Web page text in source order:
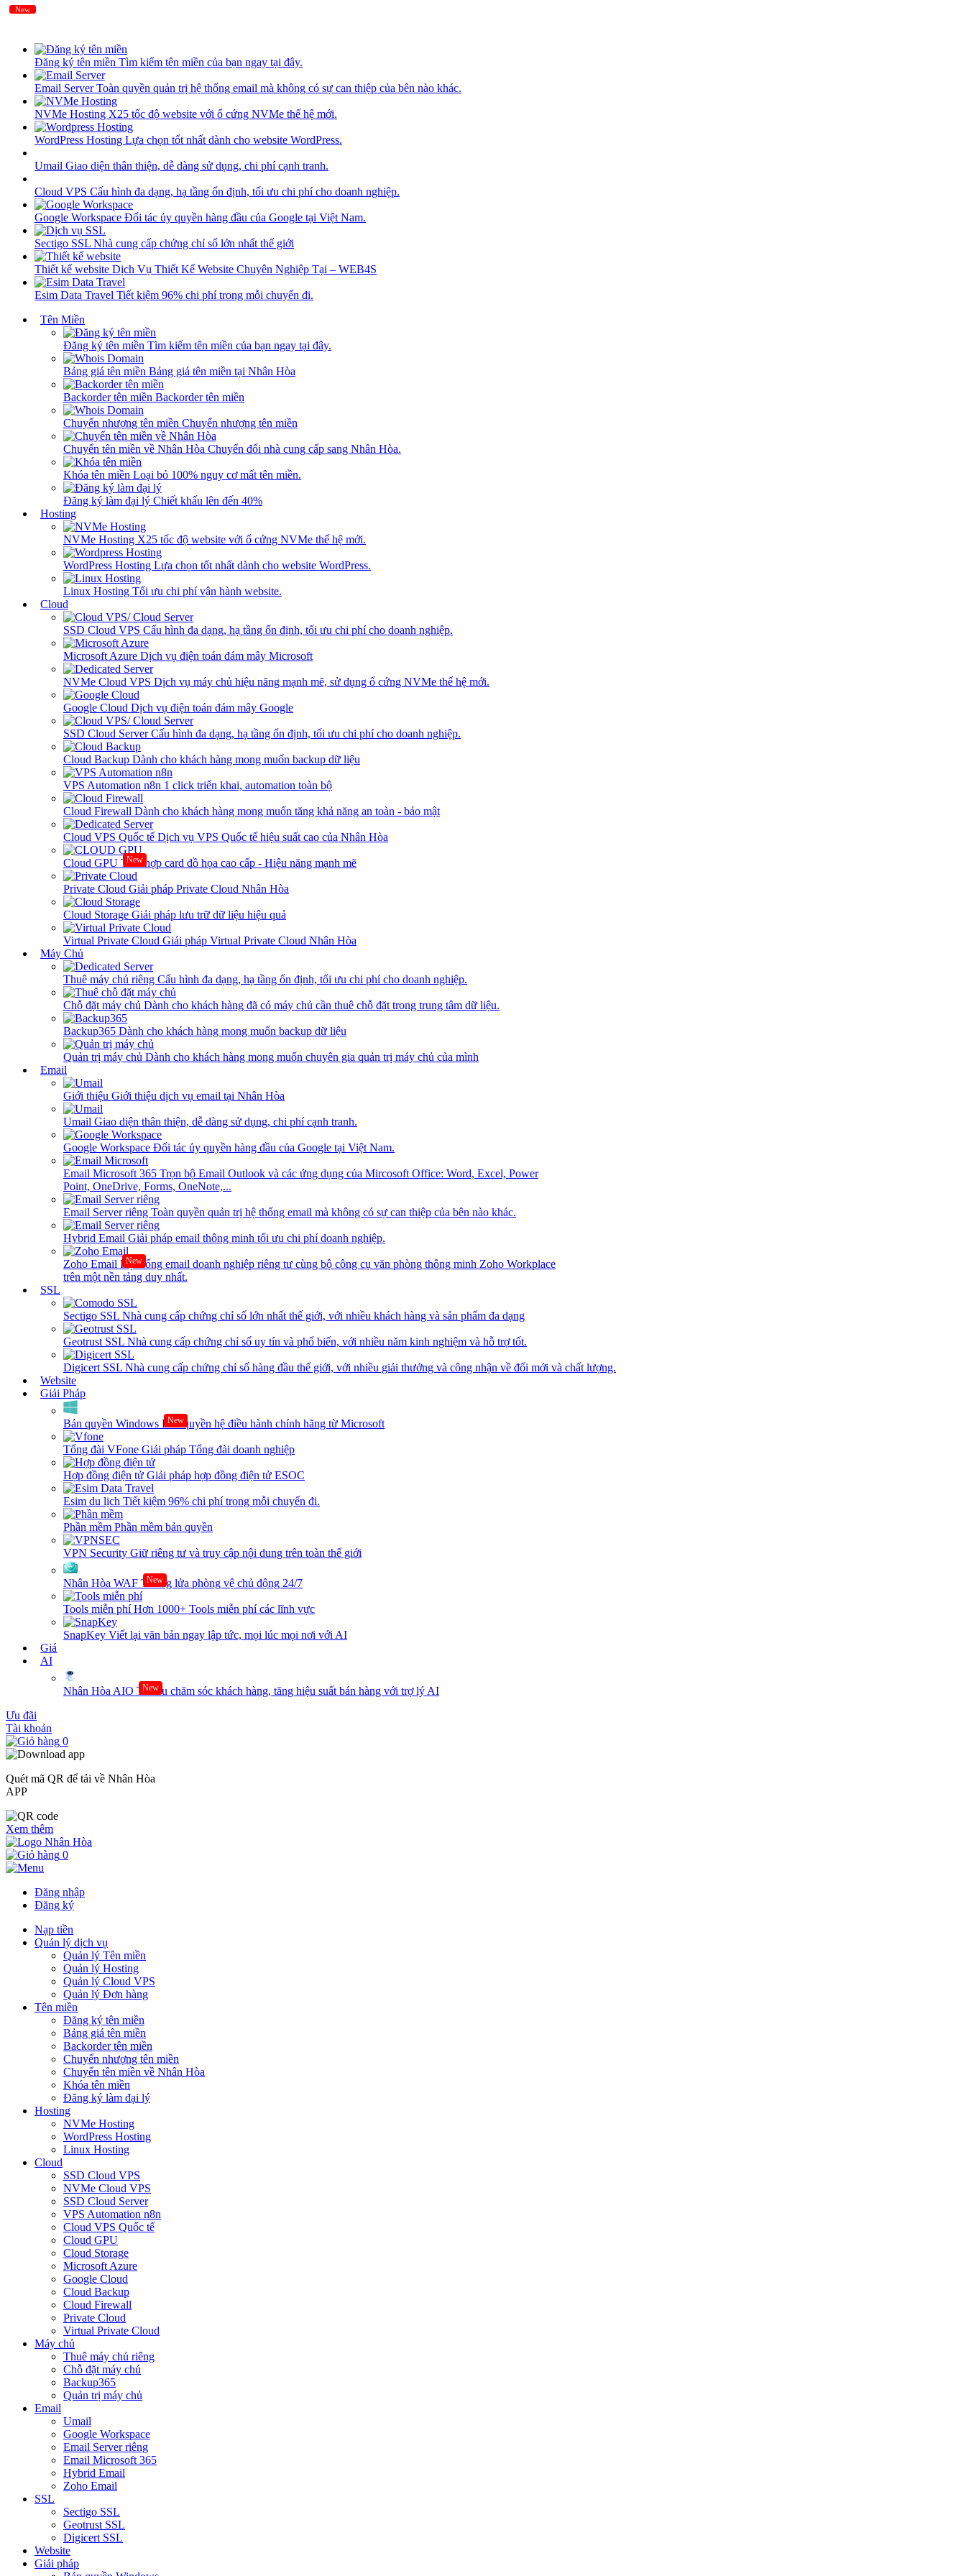
Đăng ký tên miền Tìm kiếm tên miền của bạn ngay tại đây.
Email ServerToàn quyền quản trị hệ thống email mà không có sự can thiệp của bên nào khác.
NVMe Hosting X25 tốc độ website với ổ cứng NVMe thế hệ mới.
WordPress Hosting Lựa chọn tốt nhất dành cho website WordPress.
Umail Giao diện thân thiện, dễ dàng sử dụng, chi phí cạnh tranh.
Cloud VPS Cấu hình đa dạng, hạ tầng ổn định, tối ưu chi phí cho doanh nghiệp.
Google Workspace Đối tác ủy quyền hàng đầu của Google tại Việt Nam.
Sectigo SSL Nhà cung cấp chứng chỉ số lớn nhất thế giới
Thiết kế website Dịch Vụ Thiết Kế Website Chuyên Nghiệp Tại – WEB4S
Esim Data Travel Tiết kiệm 96% chi phí trong mỗi chuyến đi.
Tên Miền
Đăng ký tên miền Tìm kiếm tên miền của bạn ngay tại đây.
Bảng giá tên miền Bảng giá tên miền tại Nhân Hòa
Backorder tên miền Backorder tên miền
Chuyển nhượng tên miền Chuyển nhượng tên miền
Chuyển tên miền về Nhân Hòa Chuyển đổi nhà cung cấp sang Nhân Hòa.
Khóa tên miền Loại bỏ 100% nguy cơ mất tên miền.
Đăng ký làm đại lý Chiết khấu lên đến 40%
Hosting
NVMe Hosting X25 tốc độ website với ổ cứng NVMe thế hệ mới.
WordPress Hosting Lựa chọn tốt nhất dành cho website WordPress.
Linux Hosting Tối ưu chi phí vận hành website.
New
Cloud
SSD Cloud VPS Cấu hình đa dạng, hạ tầng ổn định, tối ưu chi phí cho doanh nghiệp.
Microsoft Azure Dịch vụ điện toán đám mây Microsoft
NVMe Cloud VPS Dịch vụ máy chủ hiệu năng mạnh mẽ, sử dụng ổ cứng NVMe thế hệ mới.
Google Cloud Dịch vụ điện toán đám mây Google
SSD Cloud ServerCấu hình đa dạng, hạ tầng ổn định, tối ưu chi phí cho doanh nghiệp.
Cloud Backup Dành cho khách hàng mong muốn backup dữ liệu
VPS Automation n8n 1 click triển khai, automation toàn bộ
Cloud Firewall Dành cho khách hàng mong muốn tăng khả năng an toàn - bảo mật
Cloud VPS Quốc tế Dịch vụ VPS Quốc tế hiệu suất cao của Nhân Hòa
Cloud GPU New
Tích hợp card đồ họa cao cấp - Hiệu năng mạnh mẽ
Private Cloud Giải pháp Private Cloud Nhân Hòa
Cloud Storage Giải pháp lưu trữ dữ liệu hiệu quả
Virtual Private Cloud Giải pháp Virtual Private Cloud Nhân Hòa
Máy Chủ
Thuê máy chủ riêng Cấu hình đa dạng, hạ tầng ổn định, tối ưu chi phí cho doanh nghiệp.
Chỗ đặt máy chủ Dành cho khách hàng đã có máy chủ cần thuê chỗ đặt trong trung tâm dữ liệu.
Backup365 Dành cho khách hàng mong muốn backup dữ liệu
Quản trị máy chủ Dành cho khách hàng mong muốn chuyên gia quản trị máy chủ của mình
New
Email
Giới thiệu Giới thiệu dịch vụ email tại Nhân Hòa
Umail Giao diện thân thiện, dễ dàng sử dụng, chi phí cạnh tranh.
Google Workspace Đối tác ủy quyền hàng đầu của Google tại Việt Nam.
Email Microsoft 365 Trọn bộ Email Outlook và các ứng dụng của Mircosoft Office: Word, Excel, Power
Point, OneDrive, Forms, OneNote,...
Email Server riêng Toàn quyền quản trị hệ thống email mà không có sự can thiệp của bên nào khác.
Hybrid Email Giải pháp email thông minh tối ưu chi phí doanh nghiệp.
Zoho Email New
Hệ thống email doanh nghiệp riêng tư cùng bộ công cụ văn phòng thông minh Zoho Workplace
trên một nền tảng duy nhất.
SSL
Sectigo SSL Nhà cung cấp chứng chỉ số lớn nhất thế giới, với nhiều khách hàng và sản phẩm đa dạng
Geotrust SSL Nhà cung cấp chứng chỉ số uy tín và phổ biến, với nhiều năm kinh nghiệm và hỗ trợ tốt.
Digicert SSL Nhà cung cấp chứng chỉ số hàng đầu thế giới, với nhiều giải thưởng và công nhận về đổi mới và chất lượng.
Website
Giải Pháp
Bản quyền Windows New
Bản quyền hệ điều hành chính hãng từ Microsoft
Tổng đài VFone Giải pháp Tổng đài doanh nghiệp
Hợp đồng điện tử Giải pháp hợp đồng điện tử ESOC
Esim du lịch Tiết kiệm 96% chi phí trong mỗi chuyến đi.
Phần mềm Phần mềm bản quyền
VPN Security Giữ riêng tư và truy cập nội dung trên toàn thế giới
Nhân Hòa WAF New
Tường lửa phòng vệ chủ động 24/7
Tools miễn phíHơn 1000+ Tools miễn phí các lĩnh vực
SnapKey Viết lại văn bản ngay lập tức, mọi lúc mọi nơi với AI
Giá
AI
Nhân Hòa AIO New
Tối ưu chăm sóc khách hàng, tăng hiệu suất bán hàng với trợ lý AI
Ưu đãi
Tài khoản
0
Quét mã QR để tải về Nhân Hòa
APP
Xem thêm
0
Đăng nhập
Đăng ký
Nạp tiền
Quản lý dịch vụ
Quản lý Tên miền
Quản lý Hosting
Quản lý Cloud VPS
Quản lý Đơn hàng
Tên miền
Đăng ký tên miền
Bảng giá tên miền
Backorder tên miền
Chuyển nhượng tên miền
Chuyển tên miền về Nhân Hòa
Khóa tên miền
Đăng ký làm đại lý
Hosting
NVMe Hosting
WordPress Hosting
Linux Hosting
Cloud
SSD Cloud VPS
NVMe Cloud VPS
SSD Cloud Server
VPS Automation n8n
Cloud VPS Quốc tế
Cloud GPU
Cloud Storage
Microsoft Azure
Google Cloud
Cloud Backup
Cloud Firewall
Private Cloud
Virtual Private Cloud
Máy chủ
Thuê máy chủ riêng
Chỗ đặt máy chủ
Backup365
Quản trị máy chủ
Email
Umail
Google Workspace
Email Server riêng
Email Microsoft 365
Hybrid Email
Zoho Email
SSL
Sectigo SSL
Geotrust SSL
Digicert SSL
Website
Giải pháp